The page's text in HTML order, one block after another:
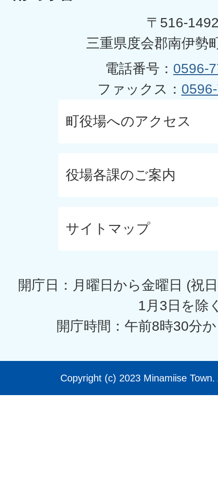
〒516-
三重県度会郡南伊勢
電話番号： 0596-
ファックス：
町役場へのアクセス
役場各課のご案内
サイトマップ
開庁日：月曜日から金曜日 (祝
1月3日を除
開庁時間：午前8時30分
Copyright (c) 2023 Minamiise